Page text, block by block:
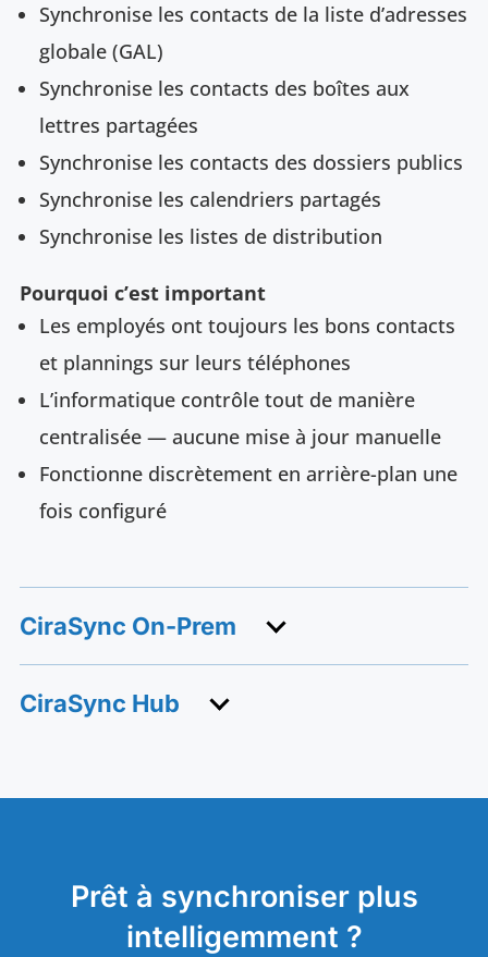
Synchronise les contacts de la liste d’adresses
globale (GAL)
Synchronise les contacts des boîtes aux
lettres partagées
Synchronise les contacts des dossiers publics
Synchronise les calendriers partagés
Synchronise les listes de distribution
Pourquoi c’est important
Les employés ont toujours les bons contacts
et plannings sur leurs téléphones
L’informatique contrôle tout de manière
centralisée — aucune mise à jour manuelle
Fonctionne discrètement en arrière-plan une
fois configuré
CiraSync On-Prem
CiraSync Hub
Prêt à synchroniser plus
intelligemment ?